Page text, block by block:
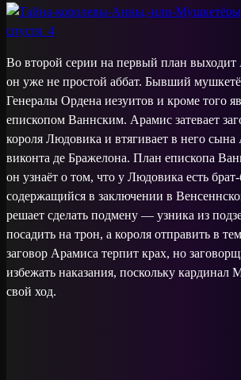
Во второй серии на первый план выходит
он уже не простой аббат. Бывший
Генералы Ордена иезуитов и кроме того
епископом Ваннским. Арамис затевает
короля Людовика и втягивает в него
виконта де Бражелона. План епископа
он узнаёт о том, что у Людовика есть
содержащийся в заключении в
решает сделать подмену — узника из
посадить на трон, а короля отправить в
заговор Арамиса терпит крах, но
избежать наказания, поскольку кардинал
свой ход.